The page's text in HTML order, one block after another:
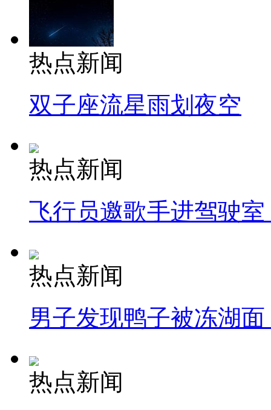
热点新闻
双子座流星雨划夜空
热点新闻
飞行员邀歌手进驾驶
热点新闻
男子发现鸭子被冻湖
热点新闻